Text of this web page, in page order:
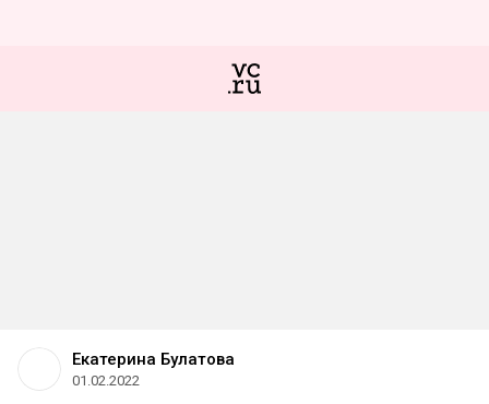
Екатерина Булатова
01.02.2022